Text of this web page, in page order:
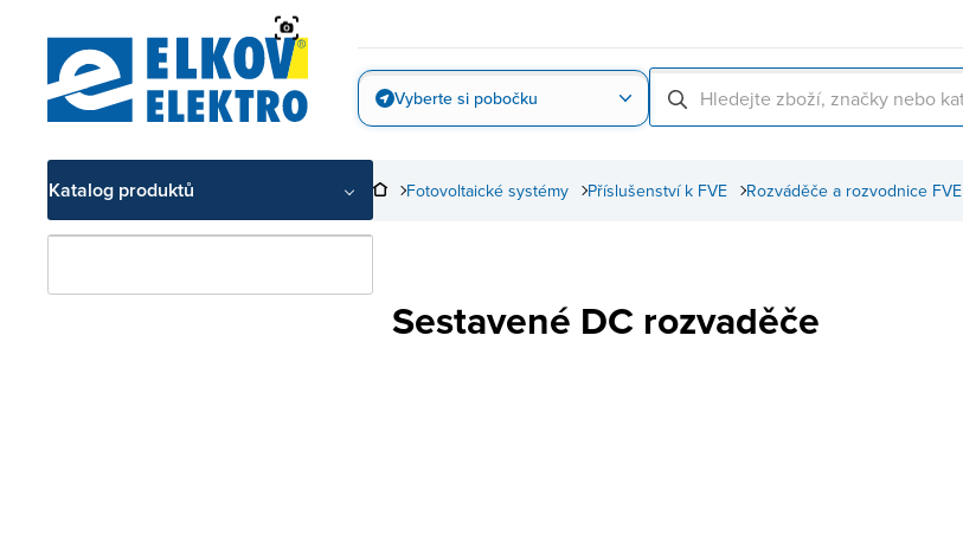
Vyberte si pobočku
Katalog produktů Rozváděče a rozvodnice FVE
Příslušenství k FVE
Fotovoltaické systémy
Sestavené DC rozvaděče